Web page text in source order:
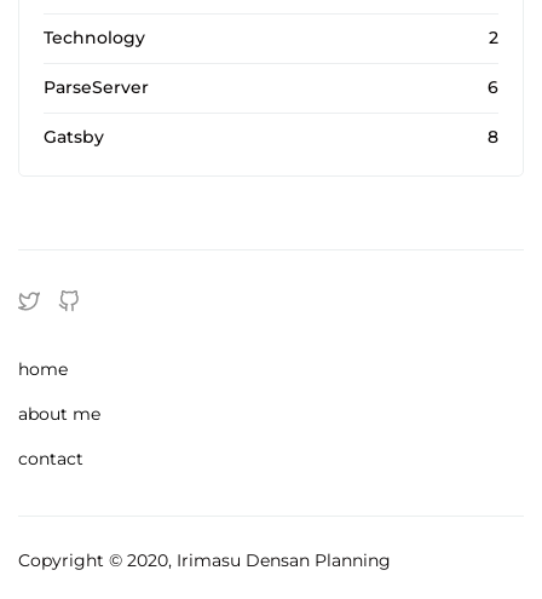
Technology 2
ParseServer 6
Gatsby 8
home
about me
contact
Copyright © 2020, Irimasu Densan Planning